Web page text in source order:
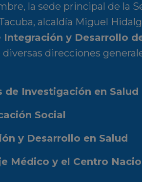
, la sede principal de la
alcaldía Miguel
Integración y Desarrollo
diversas direcciones
de Investigación en Salud
Social
y Desarrollo en Salud
Médico y el Centro